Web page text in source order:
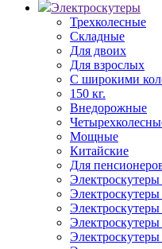
Электроскутеры
Трехколесные
Складные
Для двоих
Для взрослых
С широкими
150 кг.
Внедорожные
Мощные
Китайские
Для